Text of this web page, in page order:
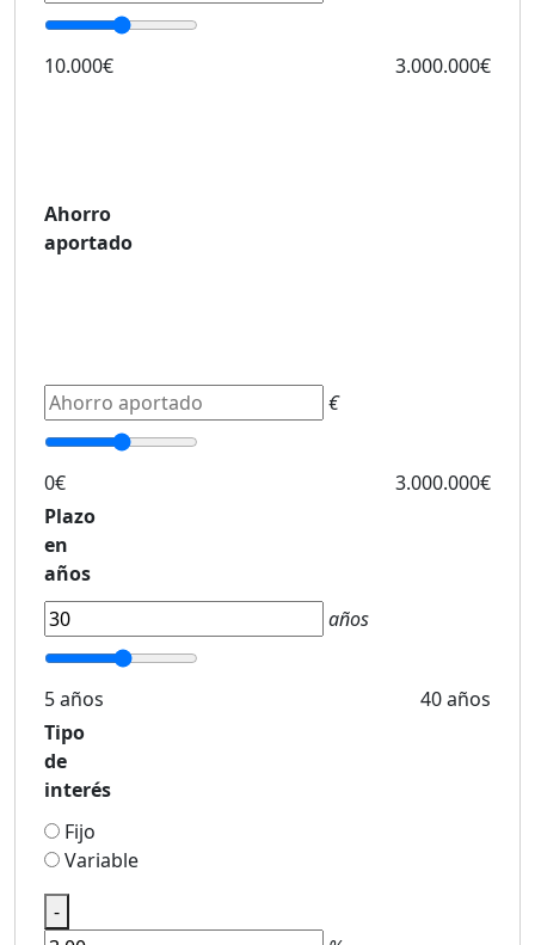
10.000€ 3.000.000€
Ahorro
aportado
€
0€
3.000.000€
Plazo
en
años
años
5 años
40 años
Tipo
de
interés
Fijo
Variable
-